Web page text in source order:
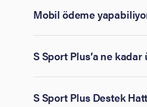
Mobil ödeme
S Sport Plus’a ne
S Sport Plus Destek